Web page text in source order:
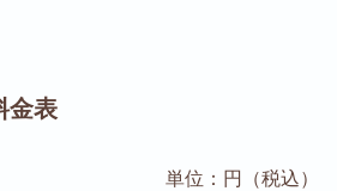
金表
単位：円（税込）